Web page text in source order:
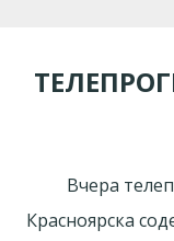
Вчера
Красноярска